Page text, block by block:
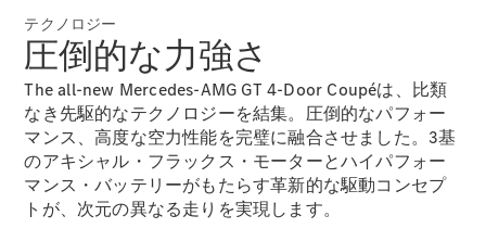
Shooting
Brake
CLA
Shooting
Brake
New
C-Class
Stationwagon
C-Class All-
Terrain
テクノロジー
圧倒的な力強さ
The all-new Mercedes-AMG GT 4-Door Coupéは、比類
なき先駆的なテクノロジーを結集。圧倒的なパフォー
マンス、高度な空力性能を完璧に融合させました。3基
のアキシャル・フラックス・モーターとハイパフォー
マンス・バッテリーがもたらす革新的な駆動コンセプ
トが、次元の異なる走りを実現します。